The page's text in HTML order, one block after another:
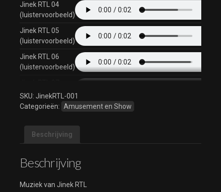
Jinek RTL 04
(luistervoorbeeld)
Jinek RTL 05
(luistervoorbeeld)
Jinek RTL 06
(luistervoorbeeld)
(luistervoorbeeld)
Jinek RTL 08
Jinek RTL 09
(luistervoorbeeld)
Jinek RTL 10
(luistervoorbeeld)
Jinek RTL 11
SKU: JinekRTL-001
Categorieën: Amusement en Show
Beschrijving
Beschrijving
Muziek van Jinek RTL